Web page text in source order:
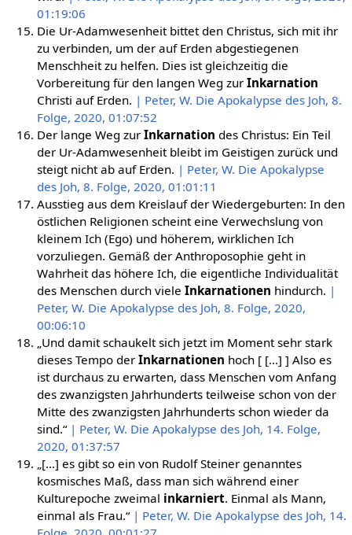
01:19:06
Die Ur-Adamwesenheit bittet den Christus, sich mit ihr
zu verbinden, um der auf Erden abgestiegenen
Menschheit zu helfen. Dies ist gleichzeitig die
Vorbereitung für den langen Weg zur Inkarnation
Christi auf Erden. | Peter, W. Die Apokalypse des Joh, 8.
Folge, 2020, 01:07:52
Der lange Weg zur Inkarnation des Christus: Ein Teil
der Ur-Adamwesenheit bleibt im Geistigen zurück und
steigt nicht ab auf Erden. | Peter, W. Die Apokalypse
des Joh, 8. Folge, 2020, 01:01:11
Ausstieg aus dem Kreislauf der Wiedergeburten: In den
östlichen Religionen scheint eine Verwechslung von
kleinem Ich (Ego) und höherem, wirklichen Ich
vorzuliegen. Gemäß der Anthroposophie geht in
Wahrheit das höhere Ich, die eigentliche Individualität
des Menschen durch viele Inkarnationen hindurch. |
Peter, W. Die Apokalypse des Joh, 8. Folge, 2020,
00:06:10
„Und damit schaukelt sich jetzt im Moment sehr stark
dieses Tempo der Inkarnationen hoch [ […] ] Also es
ist durchaus zu erwarten, dass Menschen vom Anfang
des zwanzigsten Jahrhunderts teilweise schon von der
Mitte des zwanzigsten Jahrhunderts schon wieder da
sind.“ | Peter, W. Die Apokalypse des Joh, 14. Folge,
2020, 01:37:57
„[…] es gibt so ein von Rudolf Steiner genanntes
kosmisches Maß, dass man sich während einer
Kulturepoche zweimal inkarniert. Einmal als Mann,
einmal als Frau.“ | Peter, W. Die Apokalypse des Joh, 14.